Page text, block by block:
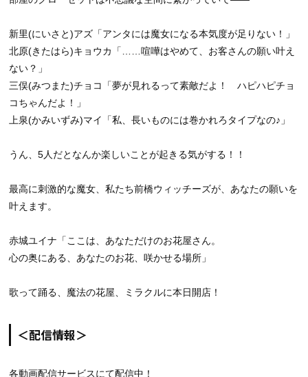
新里(にいさと)アズ「アンタには魔女になる本気度が足りない！」
北原(きたはら)キョウカ「……喧嘩はやめて、お客さんの願い叶え
ない？」
三俣(みつまた)チョコ「夢が見れるって素敵だよ！ ハピハピチョ
コちゃんだよ！」
上泉(かみいずみ)マイ「私、長いものには巻かれろタイプなの♪」
うん、5人だとなんか楽しいことが起きる気がする！！
最高に刺激的な魔女、私たち前橋ウィッチーズが、あなたの願いを
叶えます。
赤城ユイナ「ここは、あなただけのお花屋さん。
心の奥にある、あなたのお花、咲かせる場所」
歌って踊る、魔法の花屋、ミラクルに本日開店！
＜配信情報＞
各動画配信サービスにて配信中！